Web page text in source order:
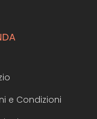
e Condizioni